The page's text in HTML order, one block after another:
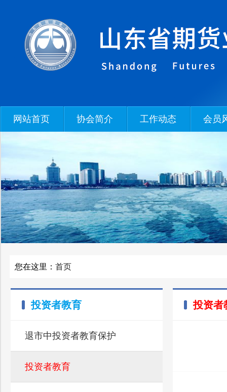
网站首页 协会简介 工作动态 会员
您在这里： 首页
投资者教育
退市中投资者教育保护
投资者教育
投资者